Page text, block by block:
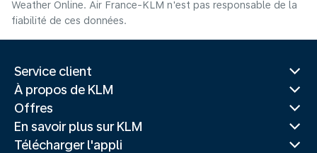
Weather Online. Air France-KLM n'est pas responsable de la
fiabilité de ces données.
Service client
À propos de KLM
Offres
En savoir plus sur KLM
Télécharger l'appli